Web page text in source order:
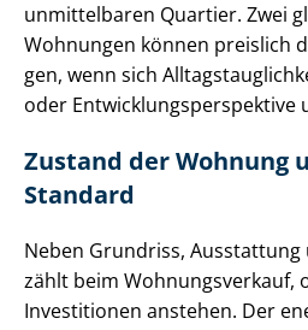
unmittelbaren Quartier. Zwei
Wohnungen können preislich
gen, wenn sich
oder Ent­wick­lungs­per­spek­ti­ve
Zustand der Wohnung
Standard
Neben Grundriss,
zählt beim Wohnungsverkauf,
Investitionen anstehen. Der